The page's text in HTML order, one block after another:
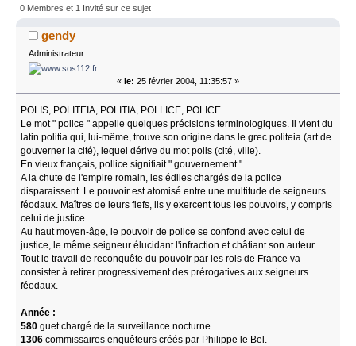
Nationale (Lu 36426 fois)
0 Membres et 1 Invité sur ce sujet
gendy
Administrateur
« le: 25 février 2004, 11:35:57 »
POLIS, POLITEIA, POLITIA, POLLICE, POLICE.
Le mot " police " appelle quelques précisions terminologiques. Il vient du
latin politia qui, lui-même, trouve son origine dans le grec politeia (art de
gouverner la cité), lequel dérive du mot polis (cité, ville).
En vieux français, pollice signifiait " gouvernement ".
A la chute de l'empire romain, les édiles chargés de la police
disparaissent. Le pouvoir est atomisé entre une multitude de seigneurs
féodaux. Maîtres de leurs fiefs, ils y exercent tous les pouvoirs, y compris
celui de justice.
Au haut moyen-âge, le pouvoir de police se confond avec celui de
justice, le même seigneur élucidant l'infraction et châtiant son auteur.
Tout le travail de reconquête du pouvoir par les rois de France va
consister à retirer progressivement des prérogatives aux seigneurs
féodaux.
Année :
580 guet chargé de la surveillance nocturne.
1306 commissaires enquêteurs créés par Philippe le Bel.